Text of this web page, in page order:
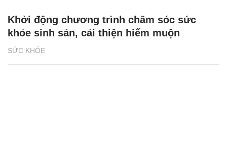
SỨC KHỎE
Khởi động chương trình chăm sóc sức
khỏe sinh sản, cải thiện hiếm muộn